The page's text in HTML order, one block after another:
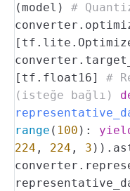
(model)
#
[tf.float16]
#
(isteğe bağlı)
range ( 100 ):
224 , 224 , 3